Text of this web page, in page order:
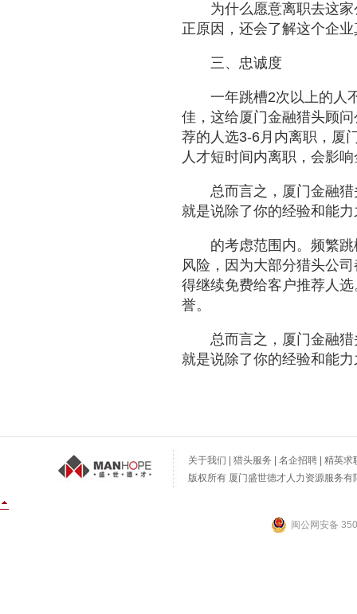
为什么愿意离职去这
正原因，还会了解这个企
三、忠诚度
一年跳槽2次以上的人
佳，这给厦门金融猎头顾问
荐的人选3-6月内离职， 厦
人才短时间内离职，会影
总而言之， 厦门金融
就是说除了你的经验和能
的考虑范围内。频繁
风险，因为大部分猎头公
得继续免费给客户推荐人
誉。
总而言之， 厦门金融
就是说除了你的经验和能
关于我们 猎头服务 名企招聘
精英求
版权所有 厦门盛世德才人力资源服务
闽公网安备